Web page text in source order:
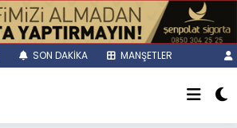
SON DAKİKA MANŞETLER